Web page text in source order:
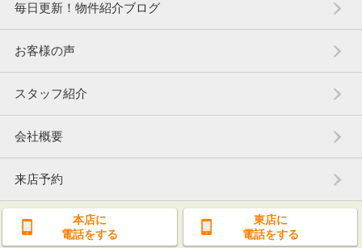
毎日更新！物件紹介ブログ
お客様の声
スタッフ紹介
会社概要
来店予約
本店に
電話をする
東店に
電話をする